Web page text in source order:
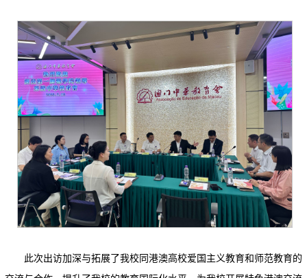
此次出访加深与拓展了我校同港澳高校爱国主义教育和师范教育的